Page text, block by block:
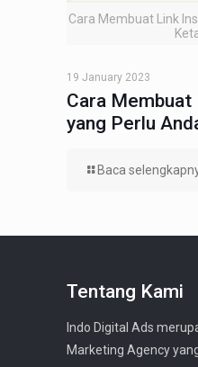
Cara Membuat Link
19 January 2023
Cara
yang Perlu
Baca
Tentang Kami
Indo Digital Ads
Marketing Agency